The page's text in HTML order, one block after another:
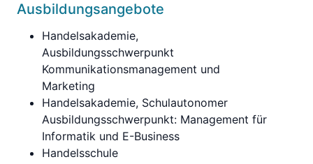
Ausbildungsangebote
Handelsakademie,
Ausbildungsschwerpunkt
Kommunikationsmanagement und
Marketing
Handelsakademie, Schulautonomer
Ausbildungsschwerpunkt: Management für
Informatik und E-Business
Handelsschule